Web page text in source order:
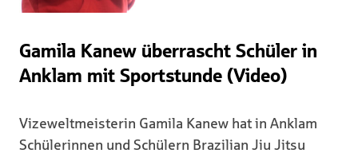
Gamila Kanew überrascht Schüler in
Anklam mit Sportstunde (Video)
Vizeweltmeisterin Gamila Kanew hat in Anklam
Schülerinnen und Schülern Brazilian Jiu Jitsu